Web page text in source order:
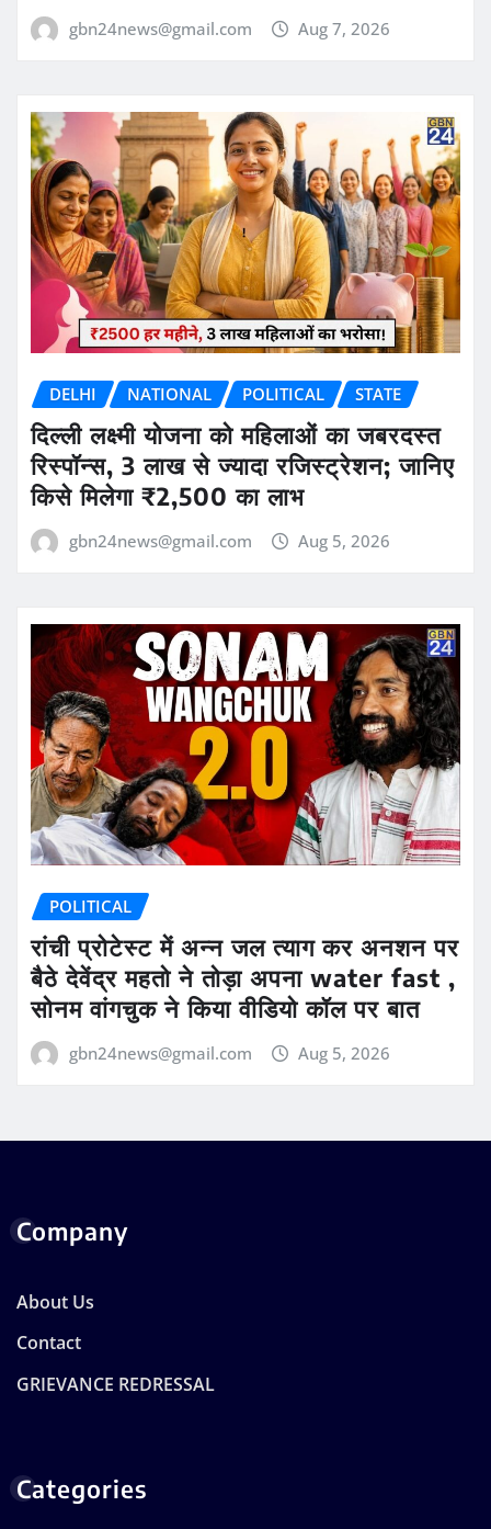
gbn24news@gmail.com Aug 7, 2026
DELHI NATIONAL POLITICAL STATE
दिल्ली लक्ष्मी योजना को महिलाओं का जबरदस्त
रिस्पॉन्स, 3 लाख से ज्यादा रजिस्ट्रेशन; जानिए
किसे मिलेगा ₹2,500 का लाभ
gbn24news@gmail.com Aug 5, 2026
POLITICAL
रांची प्रोटेस्ट में अन्न जल त्याग कर अनशन पर
बैठे देवेंद्र महतो ने तोड़ा अपना water fast ,
सोनम वांगचुक ने किया वीडियो कॉल पर बात
gbn24news@gmail.com Aug 5, 2026
Company
About Us
Contact
GRIEVANCE REDRESSAL
Categories